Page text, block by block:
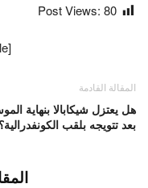
Post Views: 80
[AlbaSportTable]
المقالة القادمة
هل يعتزل شيكابالا بنهاية
بعد تتويجه بلقب الكونفدرالية؟